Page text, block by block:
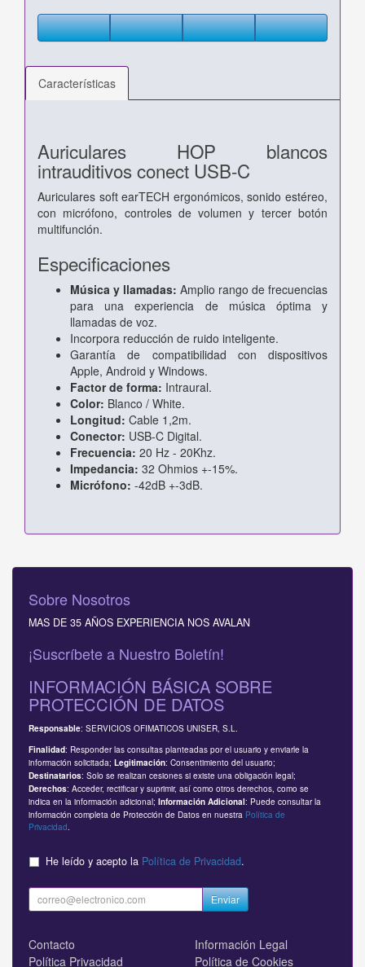
Características
Auriculares HOP blancos
intrauditivos conect USB-C
Auriculares soft earTECH ergonómicos, sonido estéreo,
con micrófono, controles de volumen y tercer botón
multifunción.
Especificaciones
Música y llamadas: Amplio rango de frecuencias
para una experiencia de música óptima y
llamadas de voz.
Incorpora reducción de ruido inteligente.
Garantía de compatibilidad con dispositivos
Apple, Android y Windows.
Factor de forma: Intraural.
Color: Blanco / White.
Longitud: Cable 1,2m.
Conector: USB-C Digital.
Frecuencia: 20 Hz - 20Khz.
Impedancia: 32 Ohmios +-15%.
Micrófono: -42dB +-3dB.
Sobre Nosotros
MAS DE 35 AÑOS EXPERIENCIA NOS AVALAN
¡Suscríbete a Nuestro Boletín!
INFORMACIÓN BÁSICA SOBRE
PROTECCIÓN DE DATOS
Responsable: SERVICIOS OFIMATICOS UNISER, S.L.
Finalidad: Responder las consultas planteadas por el usuario y enviarle la
información solicitada; Legitimación: Consentimiento del usuario;
Destinatarios: Solo se realizan cesiones si existe una obligación legal;
Derechos: Acceder, rectificar y suprimir, así como otros derechos, como se
indica en la información adicional; Información Adicional: Puede consultar la
información completa de Protección de Datos en nuestra Política de
Privacidad
He leído y acepto la Política de Privacidad.
Enviar
Contacto
Información Legal
Política Privacidad
Política de Cookies